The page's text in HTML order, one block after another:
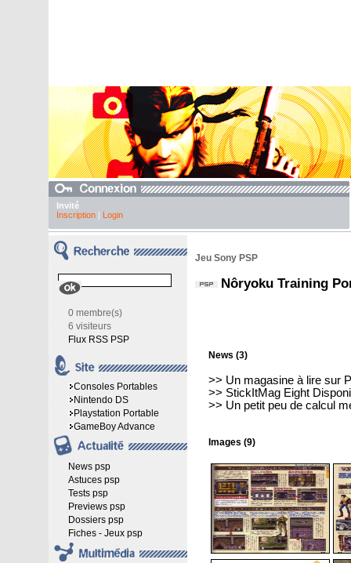
Invité
Inscription| Login
0 membre(s)
6 visiteurs
Flux RSS PSP
Consoles Portables
Nintendo DS
Playstation Portable
GameBoy Advance
News psp
Astuces psp
Tests psp
Previews psp
Dossiers psp
Fiches - Jeux psp
Jeu Sony PSP
Nôryoku Training
News (3)
>> Un magasine à lire sur
>> StickItMag Eight
>> Un petit peu de calcul
Images (9)